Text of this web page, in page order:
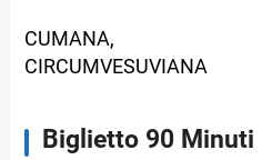
CUMANA,
CIRCUMVESUVIANA
Biglietto 90 Minuti